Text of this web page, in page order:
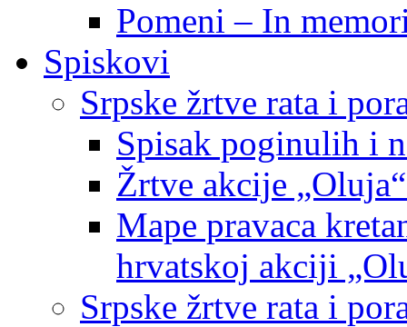
Pomeni – In
Spiskovi
Srpske žrtve rata i
Spisak poginulih i
Žrtve akcije
Mape pravaca
hrvatskoj akciji
Srpske žrtve rata i